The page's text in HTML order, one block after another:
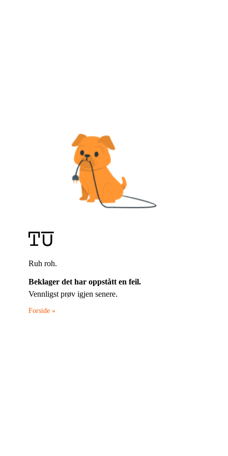
Ruh roh.
Beklager det har oppstått en feil.
Vennligst prøv igjen senere.
Forside »